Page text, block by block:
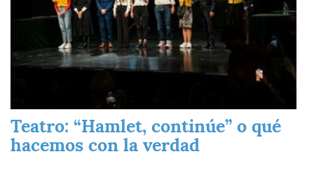
Teatro: “Hamlet, continúe” o qué
hacemos con la verdad